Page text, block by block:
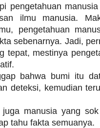
pengetahuan
ilmu manusia.
pengetahuan
sebenarnya. Jadi,
tepat, mestinya
bahwa bumi itu
deteksi, kemudian
juga manusia yang
tahu fakta semuanya.